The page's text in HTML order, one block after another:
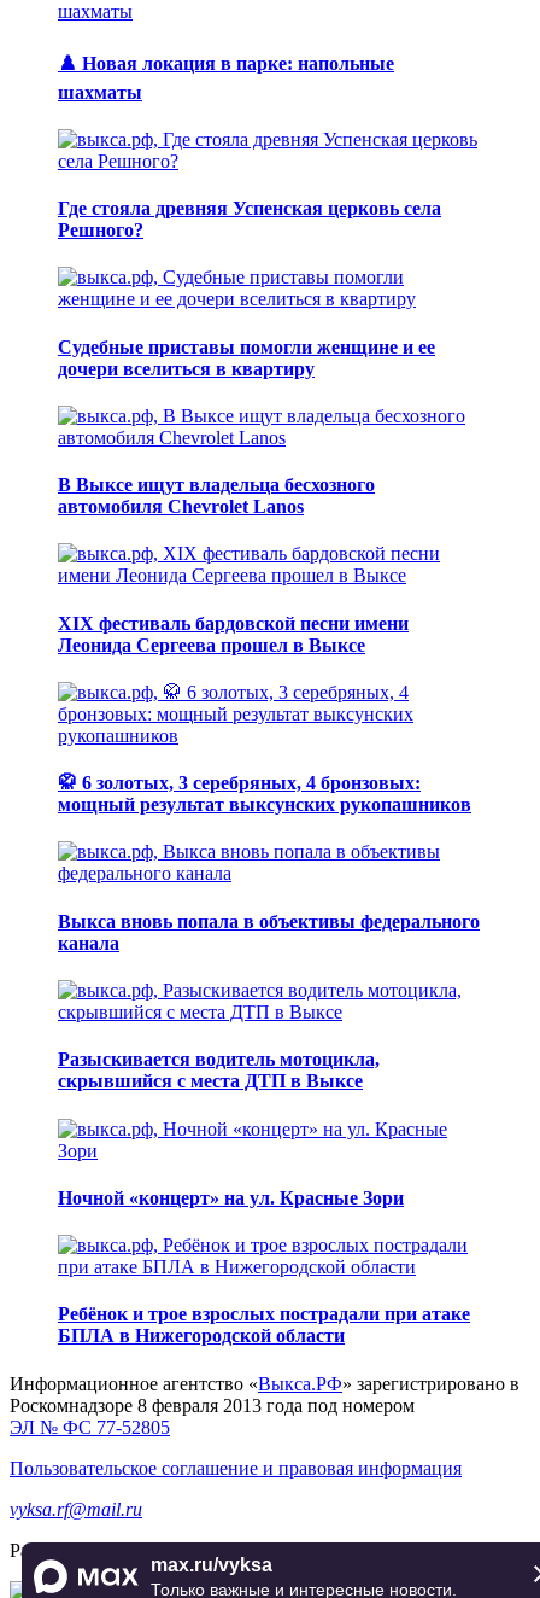
♟️ Новая локация в парке: напольные
шахматы
Где стояла древняя Успенская церковь села
Решного?
Судебные приставы помогли женщине и ее
дочери вселиться в квартиру
В Выксе ищут владельца бесхозного
автомобиля Chevrolet Lanos
XIX фестиваль бардовской песни имени
Леонида Сергеева прошел в Выксе
🥋 6 золотых, 3 серебряных, 4 бронзовых:
мощный результат выксунских рукопашников
Выкса вновь попала в объективы федерального
канала
Разыскивается водитель мотоцикла,
скрывшийся с места ДТП в Выксе
Ночной «концерт» на ул. Красные Зори
Ребёнок и трое взрослых пострадали при атаке
БПЛА в Нижегородской области
max.ru/vyksa
Только важные и интересные новости.
Информационное агентство «Выкса.РФ» зарегистрировано в
Роскомнадзоре 8 февраля 2013 года под номером
ЭЛ № ФС 77-52805
Пользовательское соглашение и правовая информация
vyksa.rf@mail.ru
Разработка и продвижение —